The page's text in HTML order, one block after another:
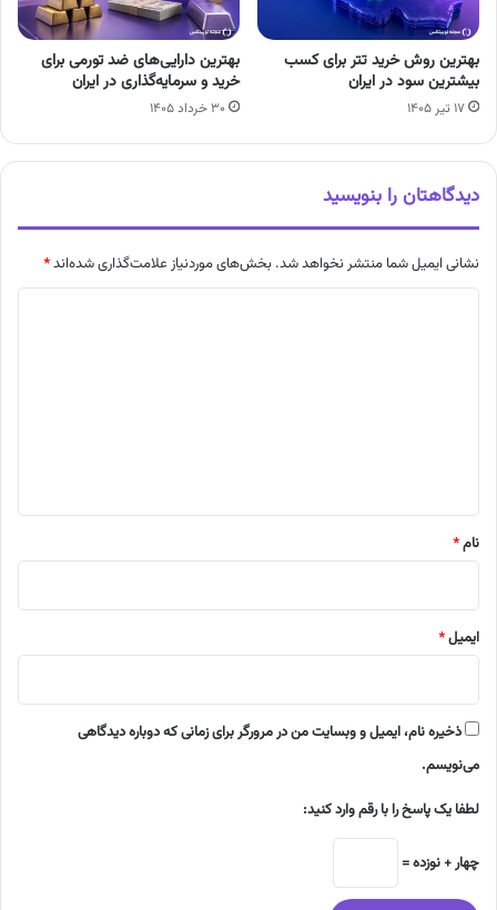
بهترین روش خرید تتر برای کسب
بیشترین سود در ایران
۱۷ تیر ۱۴۰۵
بهترین دارایی‌های ضد تورمی برای
خرید و سرمایه‌گذاری در ایران
۳۰ خرداد ۱۴۰۵
دیدگاهتان را بنویسید
نشانی ایمیل شما منتشر نخواهد شد. بخش‌های موردنیاز علامت‌گذاری شده‌اند*
نام*
ایمیل*
ذخیره نام، ایمیل و وبسایت من در مرورگر برای زمانی که دوباره دیدگاهی
می‌نویسم.
لطفا یک پاسخ را با رقم وارد کنید:
چهار + نوزده =